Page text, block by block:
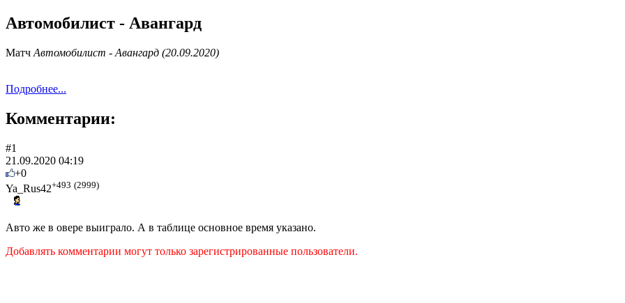
Автомобилист - Авангард
Матч Автомобилист - Авангард (20.09.2020)
Подробнее...
Комментарии:
#1
21.09.2020 04:19
+0
Ya_Rus42+493 (2999)
Авто же в овере выиграло. А в таблице основное время указано.
Добавлять комментарии могут только зарегистрированные пользователи.